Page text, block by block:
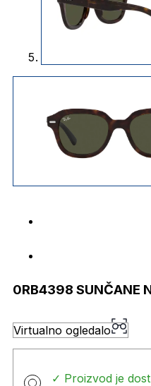
0RB4398 SUNČANE
Virtualno ogledalo
✓ Proizvod je